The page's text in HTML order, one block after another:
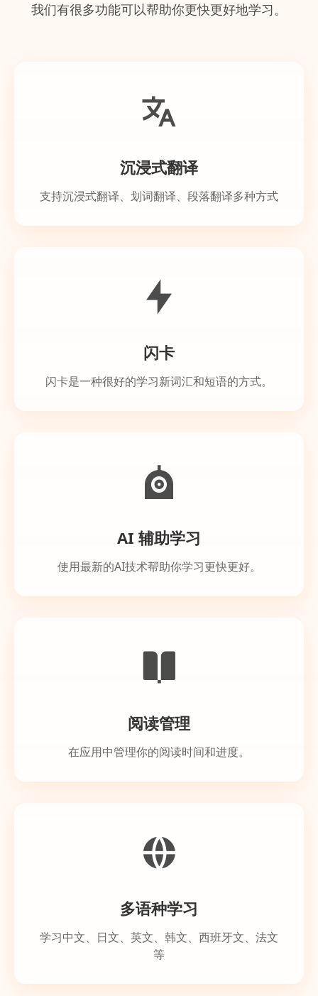
我们有很多功能可以帮助你更快更好地学习。
沉浸式翻译
支持沉浸式翻译、划词翻译、段落翻译多种方式
闪卡
闪卡是一种很好的学习新词汇和短语的方式。
AI 辅助学习
使用最新的AI技术帮助你学习更快更好。
阅读管理
在应用中管理你的阅读时间和进度。
多语种学习
学习中文、日文、英文、韩文、西班牙文、法文
等